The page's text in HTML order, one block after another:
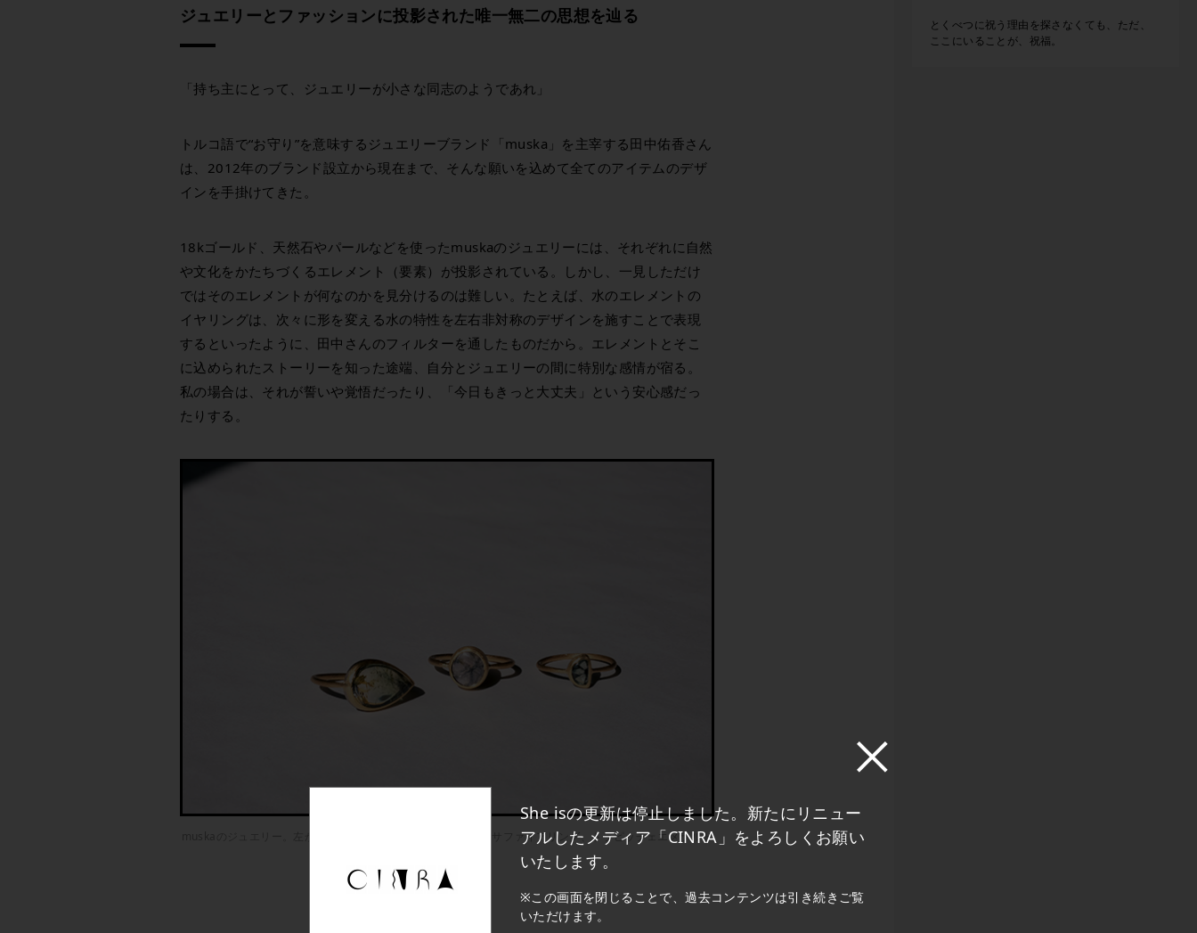
She isの更新は停止しました。新たにリニュー
アルしたメディア「CINRA」をよろしくお願い
いたします。
※この画面を閉じることで、過去コンテンツは引き続きご覧
いただけます。
ジュエリーとファッションに投影された唯一無二の思想を辿る
「持ち主にとって、ジュエリーが小さな同志のようであれ」
トルコ語で“お守り”を意味するジュエリーブランド「muska」を主宰する田中佑香さん
は、2012年のブランド設立から現在まで、そんな願いを込めて全てのアイテムのデザ
インを手掛けてきた。
18kゴールド、天然石やパールなどを使ったmuskaのジュエリーには、それぞれに自然
や文化をかたちづくるエレメント（要素）が投影されている。しかし、一見しただけ
ではそのエレメントが何なのかを見分けるのは難しい。たとえば、水のエレメントの
イヤリングは、次々に形を変える水の特性を左右非対称のデザインを施すことで表現
するといったように、田中さんのフィルターを通したものだから。エレメントとそこ
に込められたストーリーを知った途端、自分とジュエリーの間に特別な感情が宿る。
私の場合は、それが誓いや覚悟だったり、「今日もきっと大丈夫」という安心感だっ
たりする。
muskaのジュエリー。左からトルマリンリング、トラピッチェサファイアリング、トラピッチェエメラルド
とくべつに祝う理由を探さなくても、ただ、
ここにいることが、祝福。